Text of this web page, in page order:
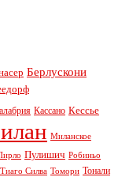
Берлускони
Кассано Кессье
Миланское
Пулишич Робиньо
Тиаго Силва Томори Тонали